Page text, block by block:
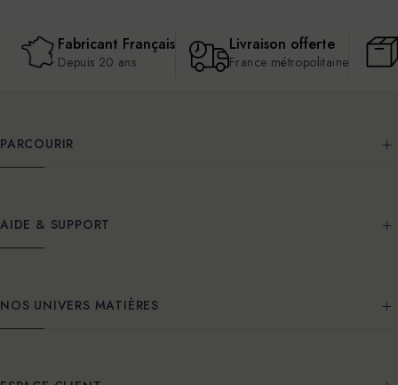
Fabricant Français
Depuis 20 ans
Livraison offerte
France métropolitaine
PARCOURIR
AIDE & SUPPORT
NOS UNIVERS MATIÈRES